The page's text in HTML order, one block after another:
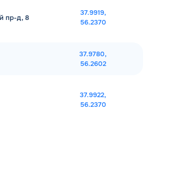
пр-д, 8
37.9919,
56.2370
37.9780,
56.2602
37.9922,
56.2370